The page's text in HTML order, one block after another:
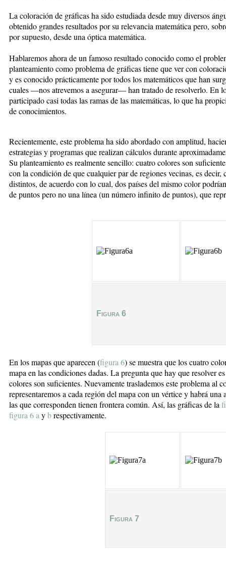
La coloración de gráficas ha sido estudiada desde muy diversos
obtenido grandes resultados por su relevancia matemática pero,
por supuesto, desde una óptica matemática.
Hablaremos ahora de un famoso resultado conocido como el
planteamiento como problema de gráficas tiene que ver con
y es conocido prácticamente por todos los matemáticos que han
cuales —nos atrevemos a asegurar— han tratado de resolverlo. En
participado casi todas las ramas de las matemáticas, lo que ha
de conocimientos.
Recientemente, este problema ha sido abordado con amplitud,
estrategias y programas que realizan cálculos durante
Su planteamiento es realmente sencillo: cuatro colores son
con la condición de que cualquier par de regiones vecinas, es
distintos, de acuerdo con lo cual, dos países del mismo color
de puntos pero no una línea (un número infinito de puntos), que
Figura 6
En los mapas que aparecen (figura 6) se muestra que los cuatro
mapa en las condiciones dadas. La pregunta que hay que resolver
colores son suficientes. Nuevamente traslademos este problema al
representaremos a cada región del mapa con un vértice y habrá una
las que corresponden tienen frontera común. Así, las gráficas de la
figura 6 a ybrespectivamente.
Figura 7